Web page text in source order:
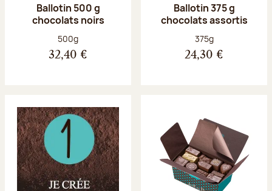
Ballotin 500 g
chocolats noirs
Poids net :
500g
32,40 €
Ballotin 375 g
chocolats assortis
Poids net :
375g
24,30 €